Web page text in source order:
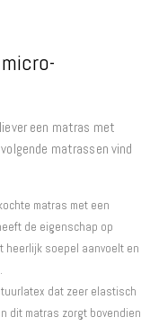
een matras met
matrassen vind
matras met een
de eigenschap op
heerlijk soepel aanvoelt en
dat zeer elastisch
dit matras zorgt bovendien